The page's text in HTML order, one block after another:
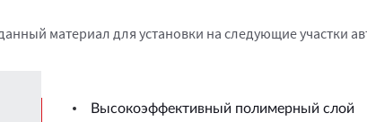
материал для установки на следующие участки
Высокоэффективный полимерный слой